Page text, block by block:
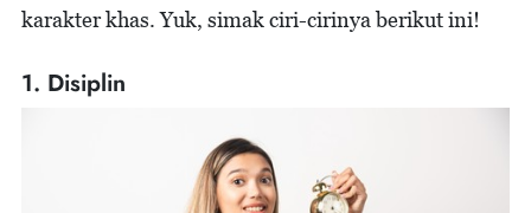
karakter khas. Yuk, simak ciri-cirinya berikut ini!
1. Disiplin